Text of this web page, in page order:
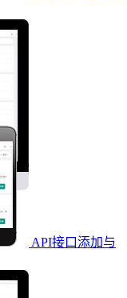
API接口添加与